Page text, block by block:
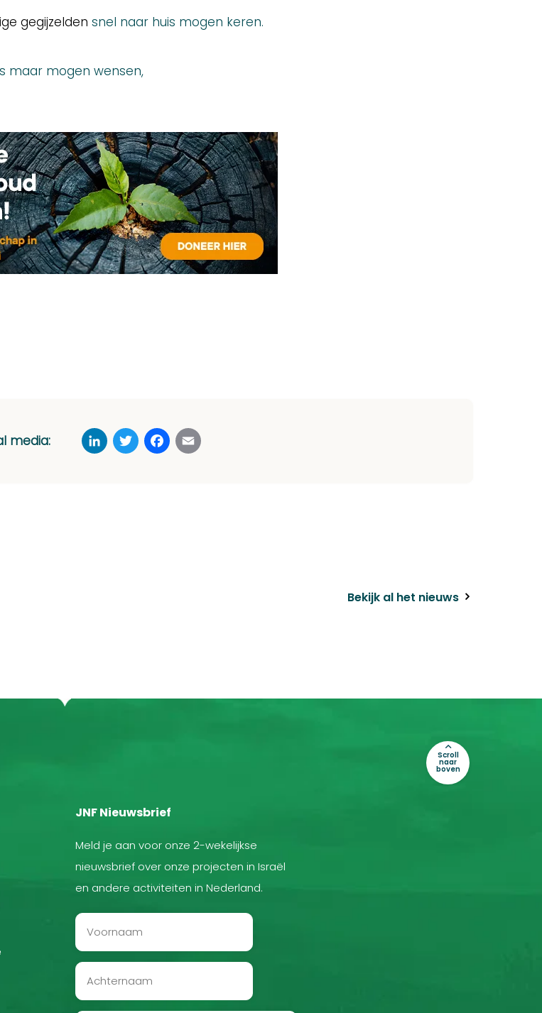
gegijzelden snel naar huis mogen keren.
maar mogen wensen,
media:
LinkedInTwitterFacebook
Bekijk al het nieuws
Scroll
naar
boven
JNF Nieuwsbrief
Meld je aan voor onze 2-wekelijkse
nieuwsbrief over onze projecten in Israël
en andere activiteiten in Nederland.